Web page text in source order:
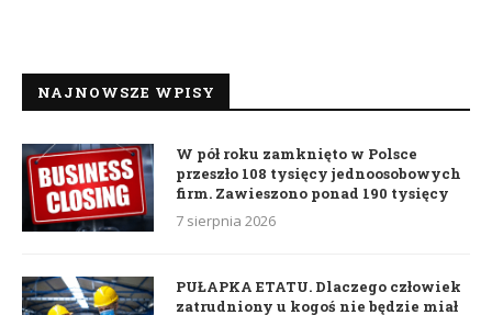
NAJNOWSZE WPISY
W pół roku zamknięto w Polsce
przeszło 108 tysięcy jednoosobowych
firm. Zawieszono ponad 190 tysięcy
7 sierpnia 2026
PUŁAPKA ETATU. Dlaczego człowiek
zatrudniony u kogoś nie będzie miał